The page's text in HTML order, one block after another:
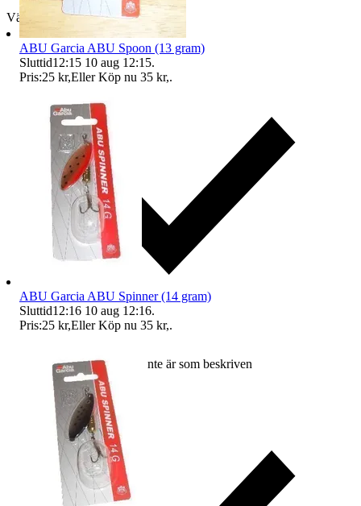
Välj till köparskydd
Ersättning om varan inte är som beskriven
ABU Garcia ABU Spoon (13 gram)
Sluttid12:15 10 aug 12:15.
Pris:25 kr,Eller Köp nu 35 kr,.
ABU Garcia ABU Spinner (14 gram)
Sluttid12:16 10 aug 12:16.
Pris:25 kr,Eller Köp nu 35 kr,.